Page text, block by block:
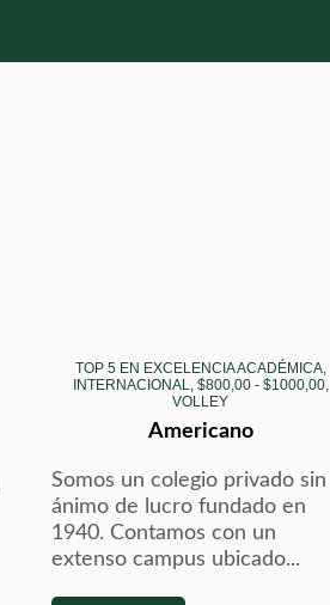
TOP 5 EN EXCELENCIA ACADÉMICA,
INTERNACIONAL, $800,00 - $1000,00,
VOLLEY
Americano
Somos un colegio privado sin
ánimo de lucro fundado en
1940. Contamos con un
extenso campus ubicado...